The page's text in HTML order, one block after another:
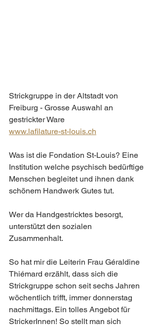
Strickgruppe in der Altstadt von
Freiburg - Grosse Auswahl an
gestrickter Ware
www.lafilature-st-louis.ch
Was ist die Fondation St-Louis? Eine
Institution welche psychisch bedürftige
Menschen begleitet und ihnen dank
schönem Handwerk Gutes tut.
Wer da Handgestricktes besorgt,
unterstützt den sozialen
Zusammenhalt.
So hat mir die Leiterin Frau Géraldine
Thiémard erzählt, dass sich die
Strickgruppe schon seit sechs Jahren
wöchentlich trifft, immer donnerstag
nachmittags. Ein tolles Angebot für
StrickerInnen! So stellt man sich